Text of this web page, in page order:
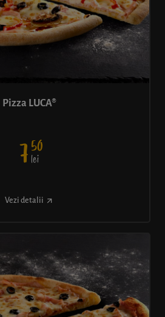
Pizza LUCA®
750
lei
Vezi detalii